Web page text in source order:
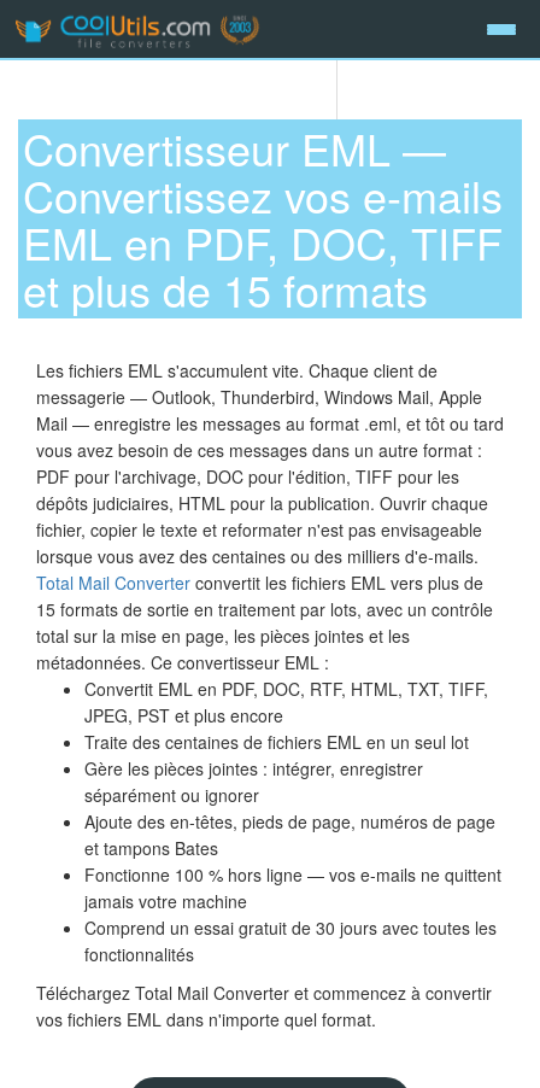
Convertisseur EML —
Convertissez vos e-mails
EML en PDF, DOC, TIFF
et plus de 15 formats
Les fichiers EML s'accumulent vite. Chaque client de
messagerie — Outlook, Thunderbird, Windows Mail, Apple
Mail — enregistre les messages au format .eml, et tôt ou tard
vous avez besoin de ces messages dans un autre format :
PDF pour l'archivage, DOC pour l'édition, TIFF pour les
dépôts judiciaires, HTML pour la publication. Ouvrir chaque
fichier, copier le texte et reformater n'est pas envisageable
lorsque vous avez des centaines ou des milliers d'e-mails.
Total Mail Converter convertit les fichiers EML vers plus de
15 formats de sortie en traitement par lots, avec un contrôle
total sur la mise en page, les pièces jointes et les
métadonnées. Ce convertisseur EML :
Convertit EML en PDF, DOC, RTF, HTML, TXT, TIFF,
JPEG, PST et plus encore
Traite des centaines de fichiers EML en un seul lot
Gère les pièces jointes : intégrer, enregistrer
séparément ou ignorer
Ajoute des en-têtes, pieds de page, numéros de page
et tampons Bates
Fonctionne 100 % hors ligne — vos e-mails ne quittent
jamais votre machine
Comprend un essai gratuit de 30 jours avec toutes les
fonctionnalités
Téléchargez Total Mail Converter et commencez à convertir
vos fichiers EML dans n'importe quel format.